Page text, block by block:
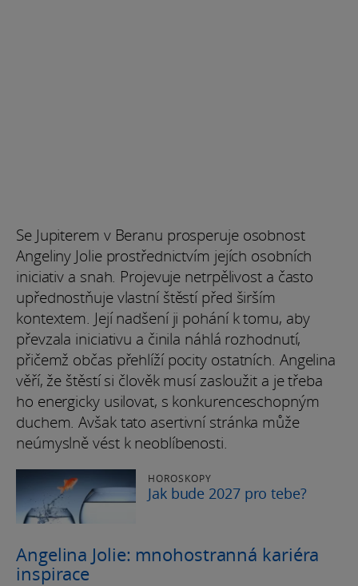
Se Jupiterem v Beranu prosperuje osobnost
Angeliny Jolie prostřednictvím jejích osobních
iniciativ a snah. Projevuje netrpělivost a často
upřednostňuje vlastní štěstí před širším
kontextem. Její nadšení ji pohání k tomu, aby
převzala iniciativu a činila náhlá rozhodnutí,
přičemž občas přehlíží pocity ostatních. Angelina
věří, že štěstí si člověk musí zasloužit a je třeba
ho energicky usilovat, s konkurenceschopným
duchem. Avšak tato asertivní stránka může
neúmyslně vést k neoblíbenosti.
HOROSKOPY
Jak bude 2027 pro tebe?
Angelina Jolie: mnohostranná kariéra
inspirace